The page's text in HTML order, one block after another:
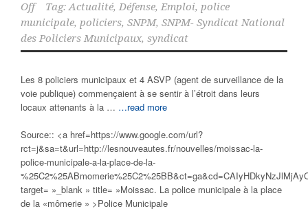
Off
Tag:Actualité, Défense, Emploi, police
municipale, policiers, SNPM, SNPM- Syndicat National
des Policiers Municipaux, syndicat
Les 8 policiers municipaux et 4 ASVP (agent de surveillance de la
voie publique) commençaient à se sentir à l’étroit dans leurs
locaux attenants à la … …read more
Source:: <a href=https://www.google.com/url?
rct=j&sa=t&url=http://lesnouveautes.fr/nouvelles/moissac-la-
police-municipale-a-la-place-de-la-
target= »_blank » title= »Moissac. La police municipale à la place
de la «mômerie » >Police Municipale